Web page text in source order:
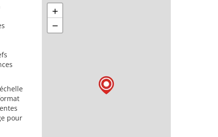
pour
+
−